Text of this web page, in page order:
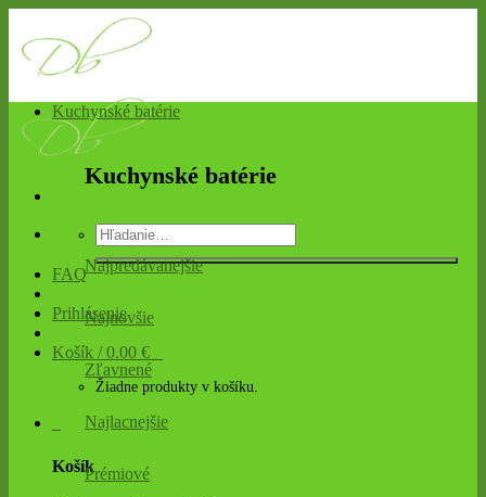
content
Hľadať:
FAQ
Prihlásenie
Košík /0.00 €
Žiadne produkty v košíku.
Košík
Kuchynské batérie
Kuchynské batérie
Najpredávanejšie
Najnovšie
Zľavnené
Najlacnejšie
Prémiové